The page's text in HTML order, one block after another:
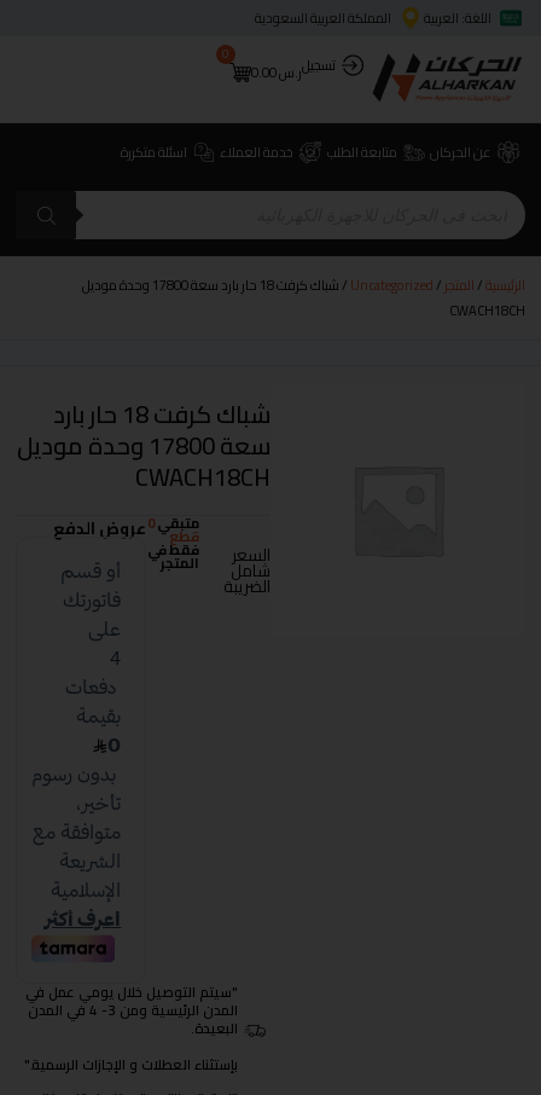
اللغة: العربية
المملكة العربية السعودية
تسجيلر.س0.00
0
عن الحركان متابعة الطلب خدمة العملاء اسئلة متكررة
الرئيسية/المتجر/
Uncategorized
/ شباك كرفت 18 حار بارد سعة 17800 وحدة موديل
CWACH18CH
شباك كرفت 18 حار بارد
سعة 17800 وحدة موديل
CWACH18CH
السعر
شامل
الضريبة
متبقي0
قطع
فقط في
المتجر
عروض الدفع
"سيتم التوصيل خلال يومي عمل في
المدن الرئيسية ومن 3- 4 في المدن
البعيدة.
بإستثناء العطلات و الإجازات الرسمية."